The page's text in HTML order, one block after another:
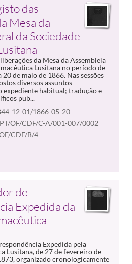
das
Mesa da
da Sociedade
da Mesa da Assembleia
Lusitana no período de
de maio de 1866. Nas sessões
diversos assuntos
expediente habitual; tradução e
pub...
12-01/1866-05-20
PT/OF/CDF/C-A/001-007/0002
CDF/B/4
de
Expedida da
Expedida pela
Lusitana, de 27 de fevereiro de
organizado cronologicamente